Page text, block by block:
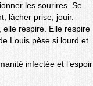
les sourires. Se
lâcher prise, jouir.
elle respire. Elle respire
Louis pèse si lourd et
infectée et l’espoir